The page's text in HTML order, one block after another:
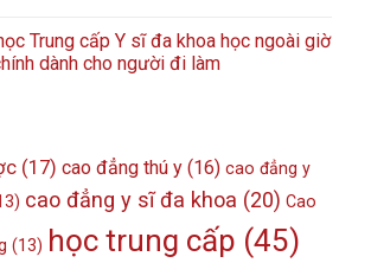
Trung cấp Y sĩ đa khoa học ngoài giờ
dành cho người đi làm
(17) cao đẳng thú y(16) cao đẳng y
cao đẳng y sĩ đa khoa (20) Cao
(13) học trung cấp (45)